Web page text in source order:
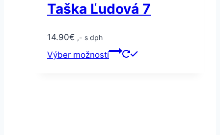
Taška Ľudová 7
14.90€ ,- s dph
Výber možností